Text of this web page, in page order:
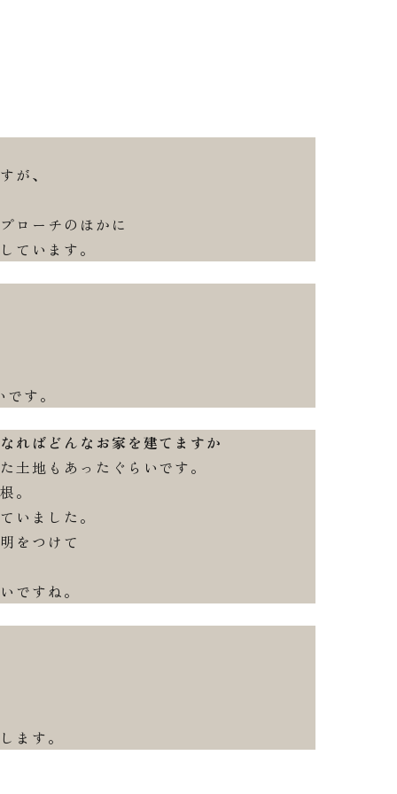
、
ローチのほかに
います。
す。
ればどんなお家を建てますか
地もあったぐらいです。
。
ました。
をつけて
すね。
す。